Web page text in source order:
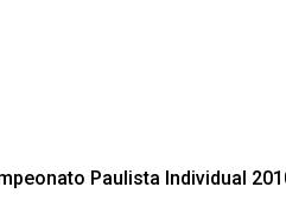
Paulista Individual